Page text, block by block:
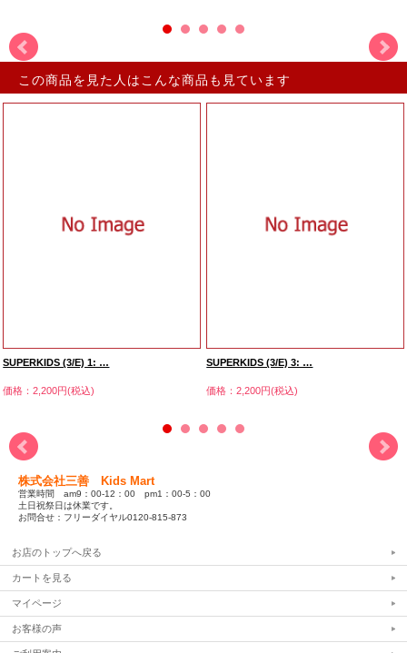
この商品を見た人はこんな商品も見ています
SUPERKIDS (3/E) 1: …
価格：2,200円(税込)
SUPERKIDS (3/E) 3: …
価格：2,200円(税込)
株式会社三善 Kids Mart
営業時間 am9：00-12：00 pm1：00-5：00
土日祝祭日は休業です。
お問合せ：フリーダイヤル0120-815-873
お店のトップへ戻る
カートを見る
マイページ
お客様の声